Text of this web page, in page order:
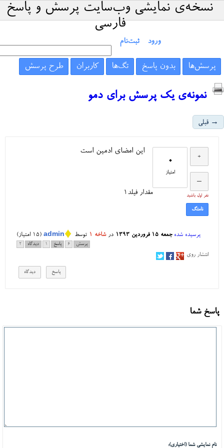
نسخه‌ی نمایشی وب‌سایت پرسش و پاسخ
فارسی
ورود ثبت‌نام
پرسش‌ها بدون پاسخ تگ‌ها کاربران طرح پرسش
نمونه‌ی یک پرسش برای دمو
→ قبلی
0
امتیاز
نفر اول باشید
این امضای ادمین است
مقدار فیلد1
نامتگ
پرسیده شده جمعه ۱۵ فروردین ۱۳۹۳ درشاخه ۱ توسط ♦
admin
(
15 امتیاز)
پرسش 6 پاسخ 1 دیدگاه 2
انتشار روی
پاسخ شما
نام نمایشی شما (اختیاری):